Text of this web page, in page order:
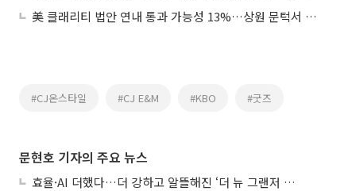
美 클래리티 법안 연내 통과 가능성 13%…상원 문턱서 제동
#CJ온스타일 #CJ E&M #KBO #굿즈
문현호 기자의 주요 뉴스
효율·AI 더했다…더 강하고 알뜰해진 ‘더 뉴 그랜저 하이브리드’